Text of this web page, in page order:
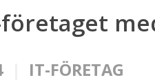
IT-FÖRETAG